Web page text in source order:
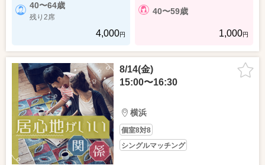
40〜64歳
残り2席
4,000円
40〜59歳
1,000円
8/14(金)
15:00〜16:30
横浜
個室8対8
シングルマッチング